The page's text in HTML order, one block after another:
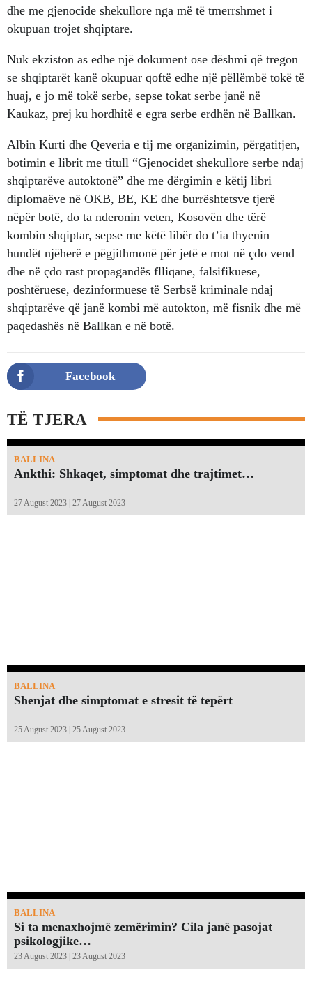
dhe me gjenocide shekullore nga më të tmerrshmet i
okupuan trojet shqiptare.
Nuk ekziston as edhe një dokument ose dëshmi që tregon
se shqiptarët kanë okupuar qoftë edhe një pëllëmbë tokë të
huaj, e jo më tokë serbe, sepse tokat serbe janë në
Kaukaz, prej ku hordhitë e egra serbe erdhën në Ballkan.
Albin Kurti dhe Qeveria e tij me organizimin, përgatitjen,
botimin e librit me titull “Gjenocidet shekullore serbe ndaj
shqiptarëve autoktonë” dhe me dërgimin e këtij libri
diplomaëve në OKB, BE, KE dhe burrështetsve tjerë
nëpër botë, do ta nderonin veten, Kosovën dhe tërë
kombin shqiptar, sepse me këtë libër do t’ia thyenin
hundët njëherë e pëgjithmonë për jetë e mot në çdo vend
dhe në çdo rast propagandës flliqane, falsifikuese,
poshtëruese, dezinformuese të Serbsë kriminale ndaj
shqiptarëve që janë kombi më autokton, më fisnik dhe më
paqedashës në Ballkan e në botë.
Facebook
TË TJERA
BALLINA
Ankthi: Shkaqet, simptomat dhe trajtimet…
27 August 2023 | 27 August 2023
BALLINA
Shenjat dhe simptomat e stresit të tepërt
25 August 2023 | 25 August 2023
BALLINA
Si ta menaxhojmë zemërimin? Cila janë pasojat
psikologjike…
23 August 2023 | 23 August 2023